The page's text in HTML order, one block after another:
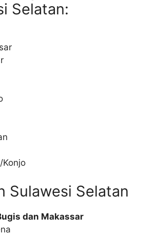
Selatan:
Konjo
Sulawesi Selatan
dan Makassar